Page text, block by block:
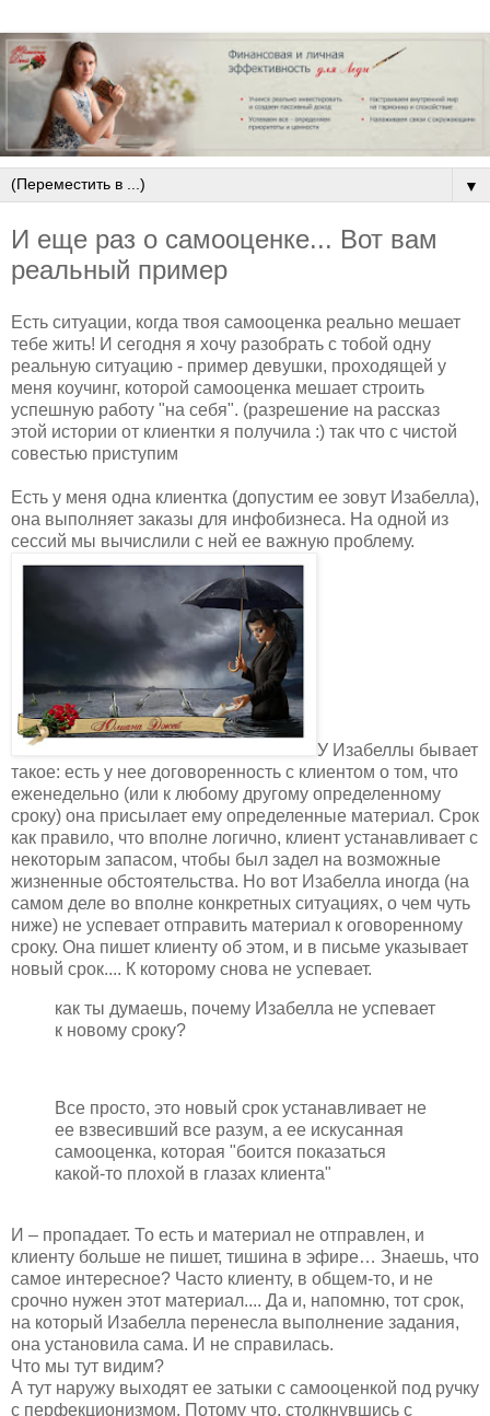
▼
И еще раз о самооценке... Вот вам
реальный пример
Есть ситуации, когда твоя самооценка реально мешает
тебе жить! И сегодня я хочу разобрать с тобой одну
реальную ситуацию - пример девушки, проходящей у
меня коучинг, которой самооценка мешает строить
успешную работу "на себя". (разрешение на рассказ
этой истории от клиентки я получила :) так что с чистой
совестью приступим
Есть у меня одна клиентка (допустим ее зовут Изабелла),
она выполняет заказы для инфобизнеса. На одной из
сессий мы вычислили с ней ее важную проблему.
У Изабеллы бывает
такое: есть у нее договоренность с клиентом о том, что
еженедельно (или к любому другому определенному
сроку) она присылает ему определенные материал. Срок
как правило, что вполне логично, клиент устанавливает с
некоторым запасом, чтобы был задел на возможные
жизненные обстоятельства. Но вот Изабелла иногда (на
самом деле во вполне конкретных ситуациях, о чем чуть
ниже) не успевает отправить материал к оговоренному
сроку. Она пишет клиенту об этом, и в письме указывает
новый срок.... К которому снова не успевает.
как ты думаешь, почему Изабелла не успевает
к новому сроку?
Все просто, это новый срок устанавливает не
ее взвесивший все разум, а ее искусанная
самооценка, которая "боится показаться
какой-то плохой в глазах клиента"
И – пропадает. То есть и материал не отправлен, и
клиенту больше не пишет, тишина в эфире… Знаешь, что
самое интересное? Часто клиенту, в общем-то, и не
срочно нужен этот материал.... Да и, напомню, тот срок,
на который Изабелла перенесла выполнение задания,
она установила сама. И не справилась.
Что мы тут видим?
А тут наружу выходят ее затыки с самооценкой под ручку
с перфекционизмом. Потому что, столкнувшись с